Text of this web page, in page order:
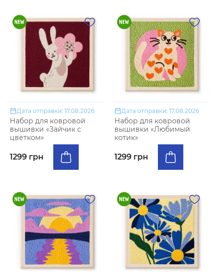
Дата отправки: 17.08.2026
Набор для ковровой
вышивки «Зайчик с
цветком»
1299 грн
Дата отправки: 17.08.2026
Набор для ковровой
вышивки «Любимый
котик»
1299 грн